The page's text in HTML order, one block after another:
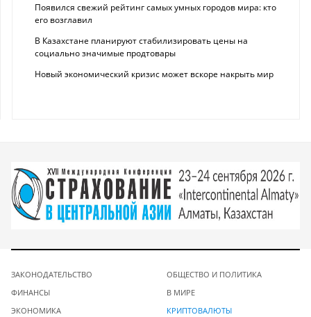
Появился свежий рейтинг самых умных городов мира: кто
его возглавил
В Казахстане планируют стабилизировать цены на
социально значимые продтовары
Новый экономический кризис может вскоре накрыть мир
ЗАКОНОДАТЕЛЬСТВО
ФИНАНСЫ
ЭКОНОМИКА
ОБЩЕСТВО И ПОЛИТИКА
В МИРЕ
КРИПТОВАЛЮТЫ